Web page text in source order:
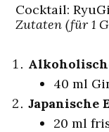
Cocktail:
Zutaten (für 1
40 ml
Japanische
20 ml